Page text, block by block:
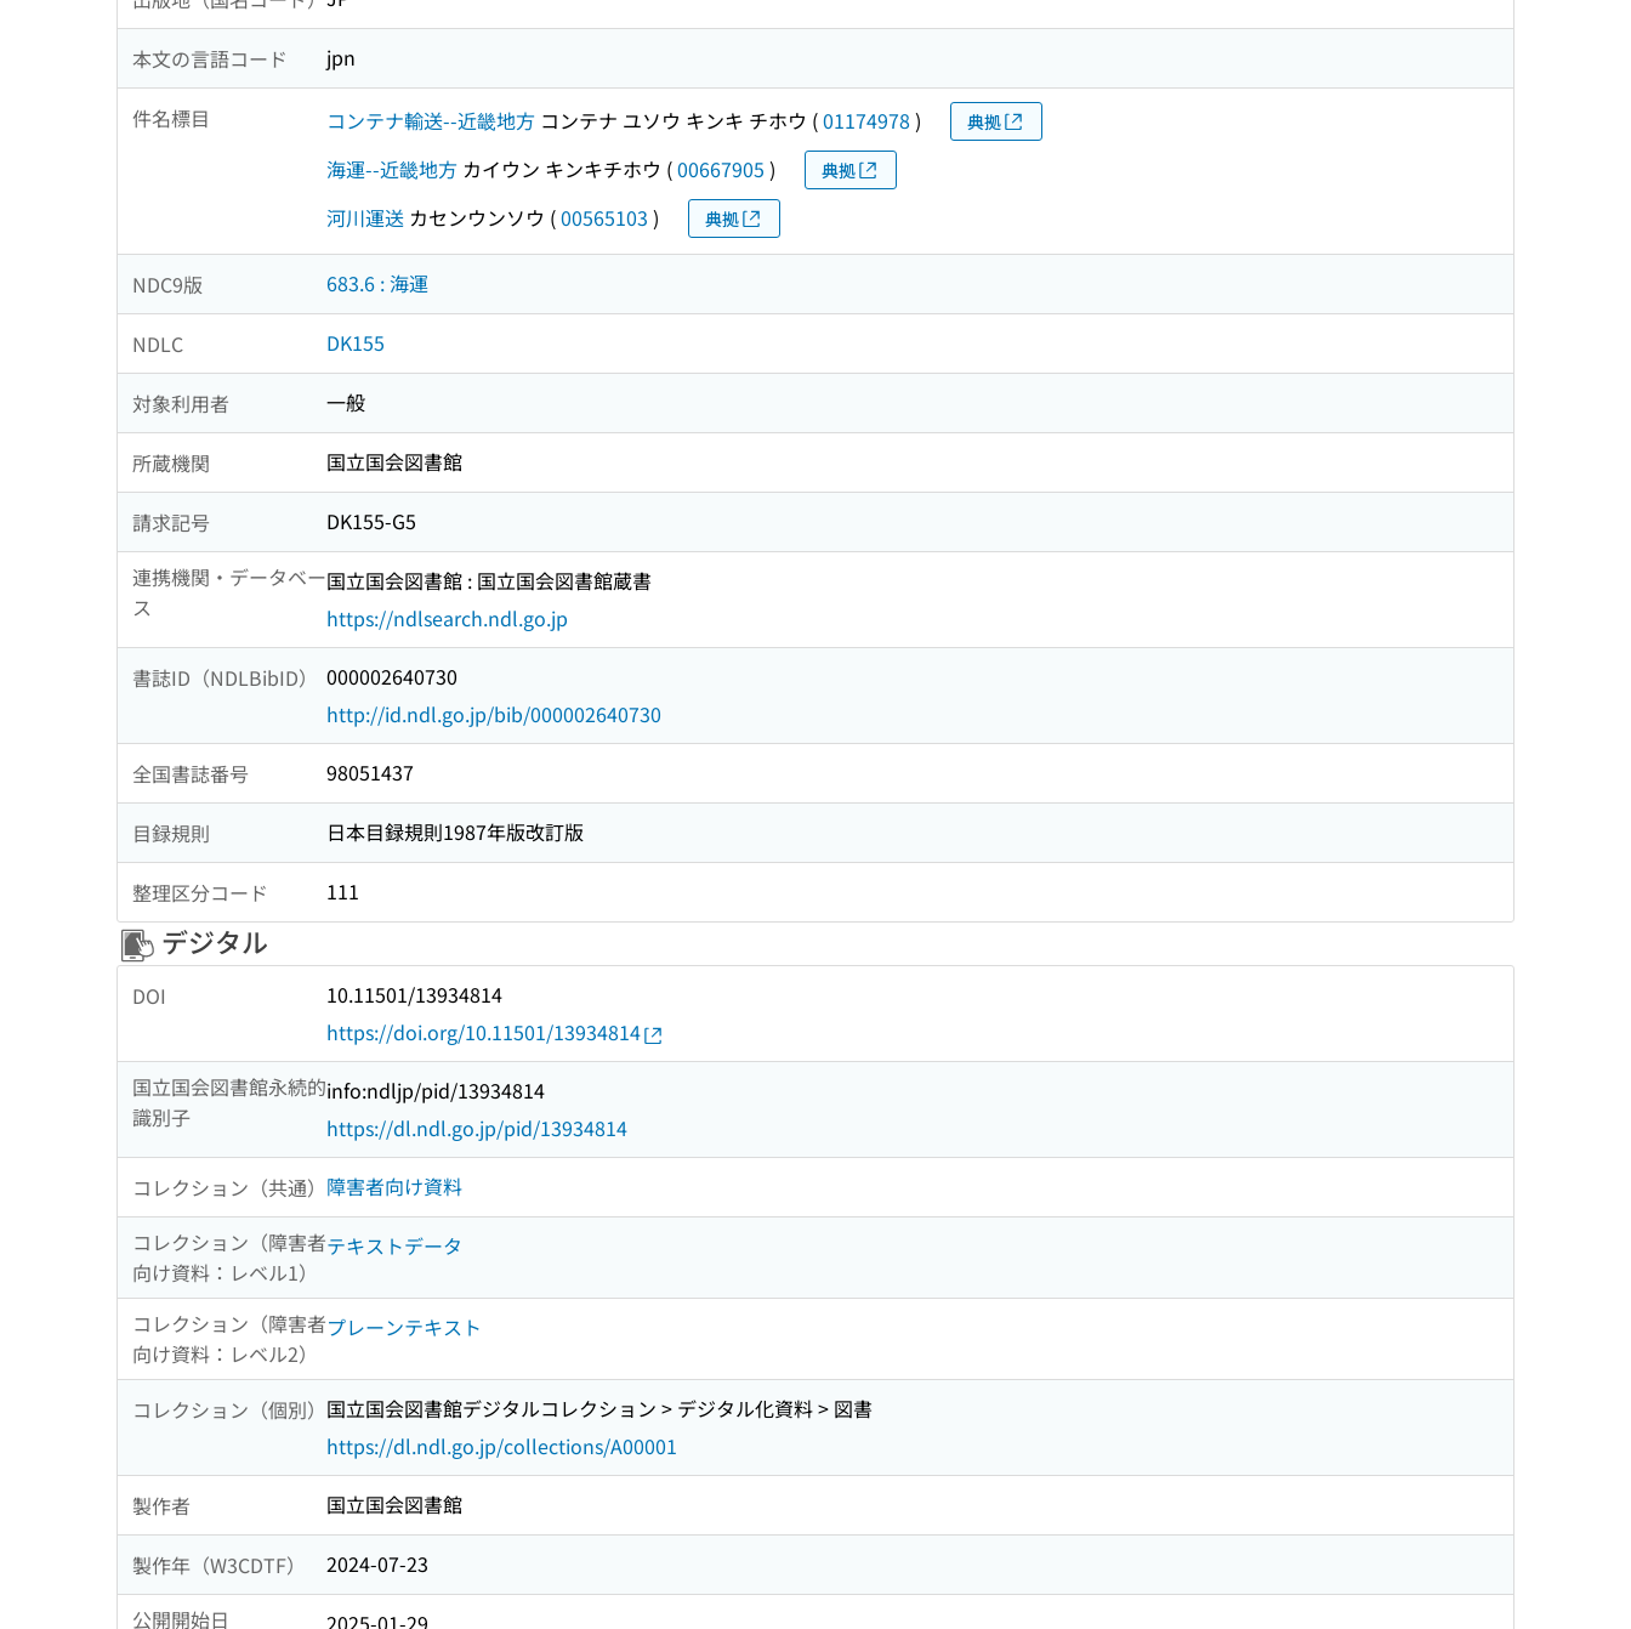
本文の言語コード jpn
件名標目 コンテナ輸送--近畿地方 コンテナ ユソウ キンキ チホウ (01174978 ) 典拠
海運--近畿地方 カイウン キンキチホウ (00667905 ) 典拠
河川運送 カセンウンソウ (00565103 ) 典拠
NDC9版 683.6 : 海運
NDLC DK155
対象利用者 一般
所蔵機関 国立国会図書館
請求記号
DK155-G5
連携機関・データベー
ス
国立国会図書館 : 国立国会図書館蔵書
https://ndlsearch.ndl.go.jp
書誌ID（NDLBibID）
000002640730
http://id.ndl.go.jp/bib/000002640730
全国書誌番号 98051437
目録規則 日本目録規則1987年版改訂版
整理区分コード 111
デジタル
DOI
10.11501/13934814
https://doi.org/10.11501/13934814
国立国会図書館永続的
識別子
info:ndljp/pid/13934814
https://dl.ndl.go.jp/pid/13934814
コレクション（共通） 障害者向け資料
コレクション（障害者
向け資料：レベル1）
テキストデータ
コレクション（障害者
向け資料：レベル2）
プレーンテキスト
コレクション（個別） 国立国会図書館デジタルコレクション > デジタル化資料 > 図書
https://dl.ndl.go.jp/collections/A00001
製作者 国立国会図書館
製作年（W3CDTF）
2024-07-23
公開開始日
2025-01-29